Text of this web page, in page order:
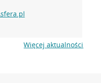
Więcej aktualności